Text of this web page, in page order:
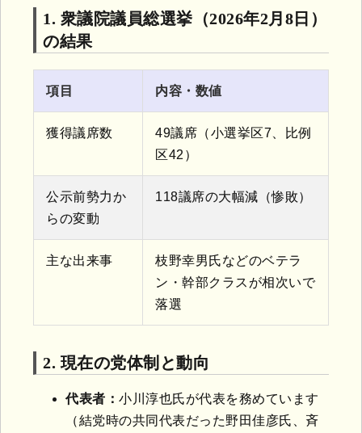
1. 衆議院議員総選挙（2026年2月8日）
の結果
項目 内容・数値
獲得議席数
49議席（小選挙区7、比例
区42）
公示前勢力か
らの変動
118議席の大幅減（惨敗）
主な出来事
枝野幸男氏などのベテラ
ン・幹部クラスが相次いで
落選
2. 現在の党体制と動向
代表者： 小川淳也氏が代表を務めています
（結党時の共同代表だった野田佳彦氏、斉